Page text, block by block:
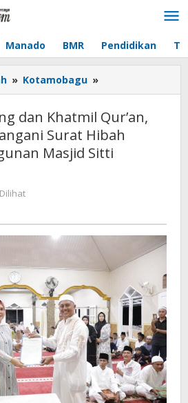
Manado BMR Pendidikan
» Kotamobagu »
Mintahang
Khatmil
Qur’an,
Tatong
dan
Bangunan
Sitti
Rahmah
dan Khatmil Qur’an,
Surat Hibah
Masjid Sitti